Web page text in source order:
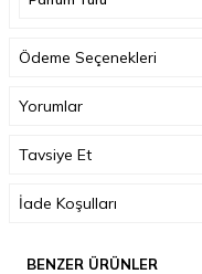
Ödeme Seçenekleri
Yorumlar
Tavsiye Et
İade Koşulları
BENZER ÜRÜNLER